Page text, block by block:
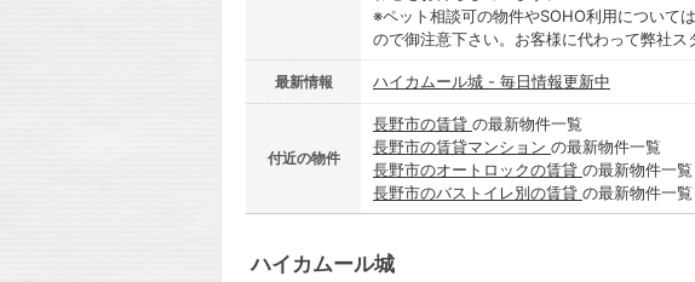
※ペット相談可の物件やSOHO利用について
ので御注意下さい。お客様に代わって弊社ス
最新情報 ハイカムール城 - 毎日情報更新中
付近の物件
長野市の賃貸 の最新物件一覧
長野市の賃貸マンション の最新物件一覧
長野市のオートロックの賃貸 の最新物件一覧
長野市のバストイレ別の賃貸 の最新物件一覧
ハイカムール城